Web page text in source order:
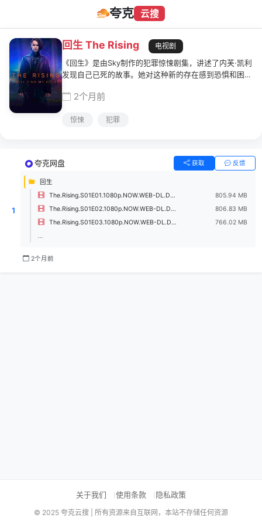
夸克 云搜
回生 The Rising
电视剧
《回生》是由Sky制作的犯罪惊悚剧集，讲述了内芙·凯利
发现自己已死的故事。她对这种新的存在感到恐惧和困
心找到凶手并伸张正义，并认为凶手是自己认识的人。随
查，这是警方无法做到的。在这个过程中，她揭露了深深
雄，她的回归迫使她周围的人改变、坦白或开始掩盖自己
的行踪。但是，这也揭示了还有其它像她一样"复活"的
2个月前
惊悚 犯罪
1
夸克网盘 获取 反馈
回生
The.Rising.S01E01.1080p.NOW.WEB-DL.DDP5.1.H.264-MZABI.chs.eng(1).mp4
805.94 MB
The.Rising.S01E02.1080p.NOW.WEB-DL.DDP5.1.H.264-MZABI.chs.eng.mp4
806.83 MB
The.Rising.S01E03.1080p.NOW.WEB-DL.DDP5.1.H.264-MZABI.chs.eng.mp4
766.02 MB
...
2个月前
关于我们 使用条款 隐私政策
© 2025 夸克云搜 | 所有资源来自互联网，本站不存储任何资源